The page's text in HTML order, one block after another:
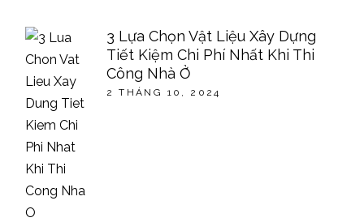
3 Lựa Chọn Vật Liệu Xây Dựng
Tiết Kiệm Chi Phí Nhất Khi Thi
Công Nhà Ở
2 THÁNG 10, 2024